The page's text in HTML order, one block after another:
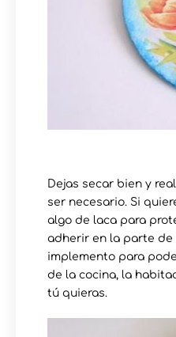
Dejas secar bien y
ser necesario. Si
algo de laca para
adherir en la parte de
implemento para
de la cocina, la
tú quieras.